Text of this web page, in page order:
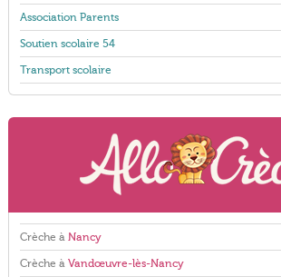
Association Parents
Soutien scolaire 54
Transport scolaire
Crèche à Nancy
Crèche à Vandœuvre-lès-Nancy